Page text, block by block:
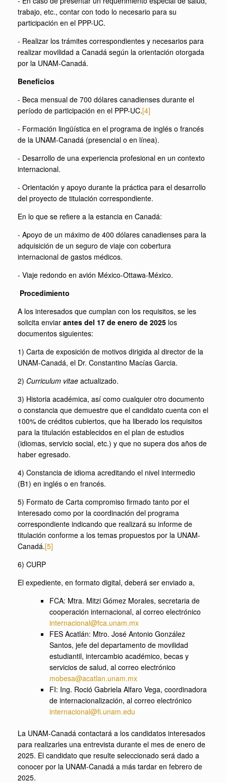
trabajo, etc., contar con todo lo necesario para su
participación en el PPP-UC.
- Realizar los trámites correspondientes y necesarios para
realizar movilidad a Canadá según la orientación otorgada
por la UNAM-Canadá.
Beneficios
- Beca mensual de 700 dólares canadienses durante el
período de participación en el PPP-UC.[4]
- Formación lingüística en el programa de inglés o francés
de la UNAM-Canadá (presencial o en línea).
- Desarrollo de una experiencia profesional en un contexto
internacional.
- Orientación y apoyo durante la práctica para el desarrollo
del proyecto de titulación correspondiente.
En lo que se refiere a la estancia en Canadá:
- Apoyo de un máximo de 400 dólares canadienses para la
adquisición de un seguro de viaje con cobertura
internacional de gastos médicos.
- Viaje redondo en avión México-Ottawa-México.
Procedimiento
A los interesados que cumplan con los requisitos, se les
solicita enviar antes del 17 de enero de 2025 los
documentos siguientes:
1) Carta de exposición de motivos dirigida al director de la
UNAM-Canadá, el Dr. Constantino Macías Garcia.
2) Curriculum vitae actualizado.
3) Historia académica, así como cualquier otro documento
o constancia que demuestre que el candidato cuenta con el
100% de créditos cubiertos, que ha liberado los requisitos
para la titulación establecidos en el plan de estudios
(idiomas, servicio social, etc.) y que no supera dos años de
haber egresado.
4) Constancia de idioma acreditando el nivel intermedio
(B1) en inglés o en francés.
5) Formato de Carta compromiso firmado tanto por el
interesado como por la coordinación del programa
correspondiente indicando que realizará su informe de
titulación conforme a los temas propuestos por la UNAM-
Canadá.[5]
6) CURP
El expediente, en formato digital, deberá ser enviado a,
FCA: Mtra. Mitzi Gómez Morales, secretaria de
cooperación internacional, al correo electrónico
internacional@fca.unam.mx
FES Acatlán: Mtro. José Antonio González
Santos, jefe del departamento de movilidad
estudiantil, intercambio académico, becas y
servicios de salud, al correo electrónico
mobesa@acatlan.unam.mx
FI: Ing. Roció Gabriela Alfaro Vega, coordinadora
de internacionalización, al correo electrónico
internacional@fi.unam.edu
La UNAM-Canadá contactará a los candidatos interesados
para realizarles una entrevista durante el mes de enero de
2025. El candidato que resulte seleccionado será dado a
conocer por la UNAM-Canadá a más tardar en febrero de
2025.